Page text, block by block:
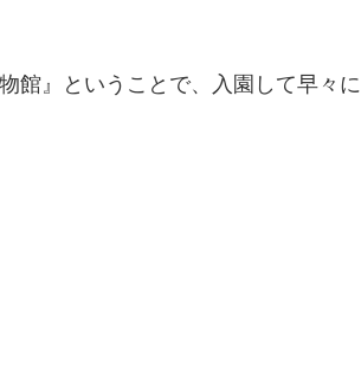
館』ということで、入園して早々に